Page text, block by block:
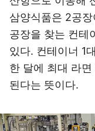
삼양식품은 2공장
공장을 찾는 컨테
있다. 컨테이너 1
한 달에 최대 라
된다는 뜻이다.